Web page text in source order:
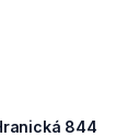
844